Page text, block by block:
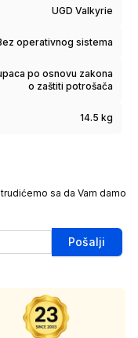
UGD Valkyrie
operativnog sistema
po osnovu zakona
o zaštiti potrošača
14.5 kg
sa da Vam damo
Pošalji